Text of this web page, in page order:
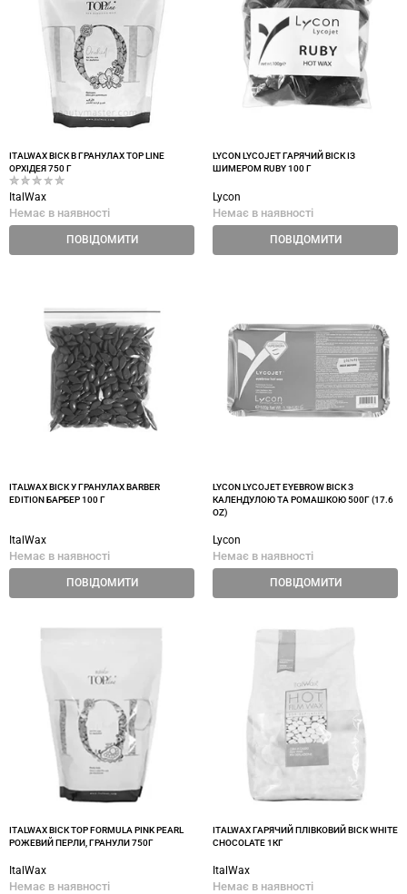
ITALWAX ВІСК В ГРАНУЛАХ TOP LINE
ОРХІДЕЯ 750 Г
ItalWax
Немає в наявності
ПОВІДОМИТИ
LYCON LYCOJET ГАРЯЧИЙ ВІСК ІЗ
ШИМЕРОМ RUBY 100 Г
Lycon
Немає в наявності
ПОВІДОМИТИ
ITALWAX ВІСК У ГРАНУЛАХ BARBER
EDITION БАРБЕР 100 Г
ItalWax
Немає в наявності
ПОВІДОМИТИ
LYCON LYCOJET EYEBROW ВІСК З
КАЛЕНДУЛОЮ ТА РОМАШКОЮ 500Г (17.6
OZ)
Lycon
Немає в наявності
ПОВІДОМИТИ
ITALWAX ВІСК TOP FORMULA PINK PEARL
РОЖЕВИЙ ПЕРЛИ, ГРАНУЛИ 750Г
ItalWax
Немає в наявності
ITALWAX ГАРЯЧИЙ ПЛІВКОВИЙ ВІСК WHITE
CHOCOLATE 1КГ
ItalWax
Немає в наявності